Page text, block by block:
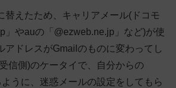
替えたため、キャリアメール(ドコモ
」やauの「@ezweb.ne.jp」など)が使
アドレスがGmailのものに変わってし
信側)のケータイで、自分からの
うに、迷惑メールの設定をしてもら